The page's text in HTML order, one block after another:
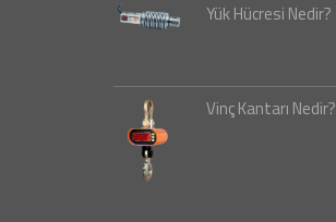
Yük Hücresi Nedir?
Vinç Kantarı Nedir?